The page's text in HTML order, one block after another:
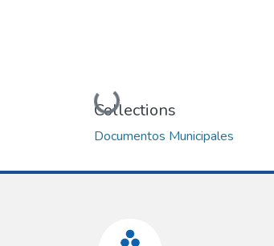
Loading...
Collections
Documentos Municipales